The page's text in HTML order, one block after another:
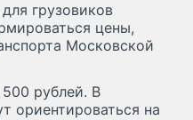
грузовиков
цены,
Московской
рублей. В
ориентироваться на